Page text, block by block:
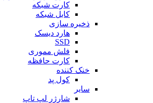
کارت شبکه
کابل شبکه
ذخیره سازی
هارد دیسک
SSD
فلش مموری
کارت حافظه
خنک کننده
کول پد
سایر
شارژر لپ تاپ